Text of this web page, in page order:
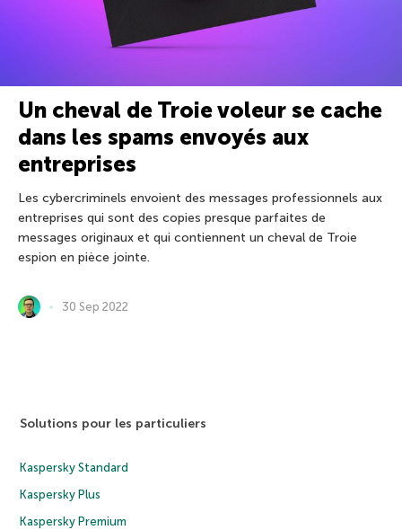
Un cheval de Troie voleur se cache
dans les spams envoyés aux
entreprises
Les cybercriminels envoient des messages professionnels aux
entreprises qui sont des copies presque parfaites de
messages originaux et qui contiennent un cheval de Troie
espion en pièce jointe.
30 Sep 2022
Solutions pour les particuliers
Kaspersky Standard
Kaspersky Plus
Kaspersky Premium